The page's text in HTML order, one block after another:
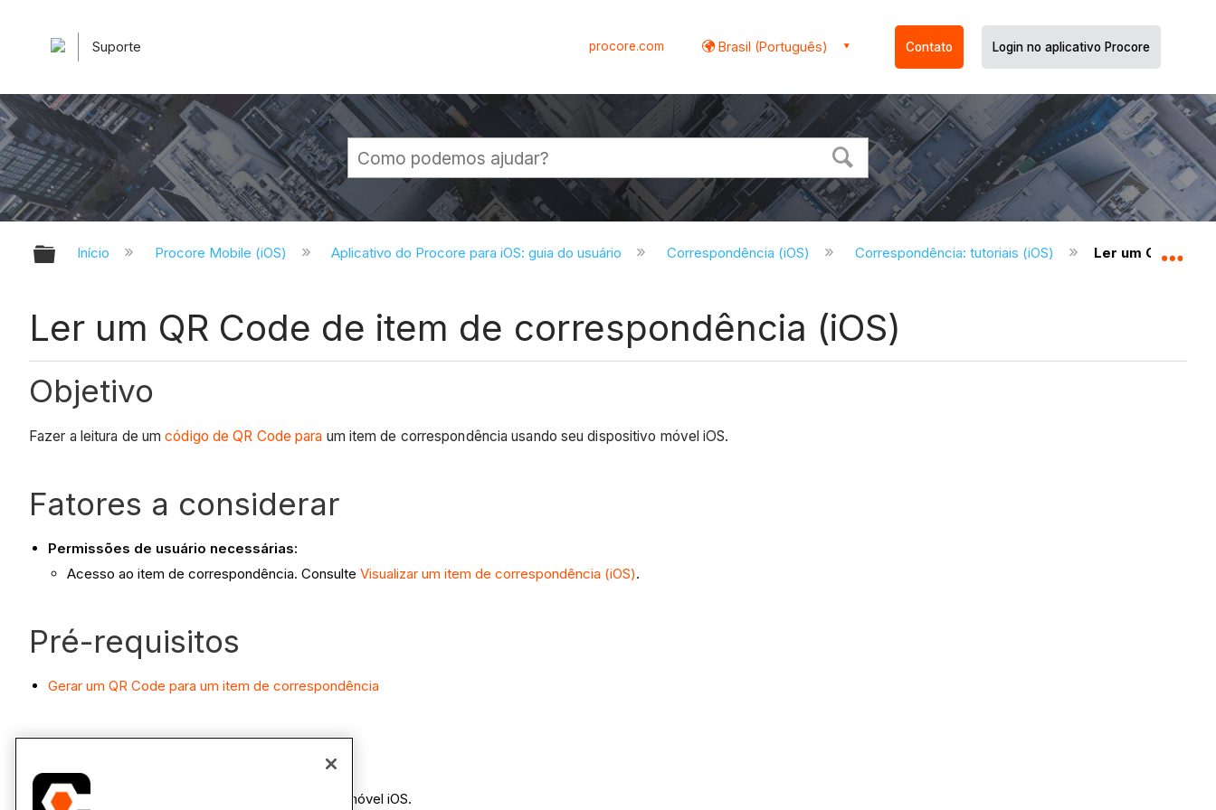
Suporte procore.com Brasil (Português) Contato Login no aplicativo Procore
Expandir/recolher hierarquia global
Início Procore Mobile (iOS) Aplicativo do Procore para iOS: guia do usuário Correspondência (iOS) Correspondência: tutoriais (iOS) Ler um QR Code
Ler um QR Code de item de correspondência (iOS)
Objetivo
Fazer a leitura de umcódigo de QR Code para um item de correspondência usando seu dispositivo móvel iOS.
Fatores a considerar
Permissões de usuário necessárias:
Acesso ao item de correspondência. Consulte Visualizar um item de correspondência (iOS).
Pré-requisitos
Gerar um QR Code para um item de correspondência
Abra o aplicativo da câmera em seu dispositivo móvel iOS.